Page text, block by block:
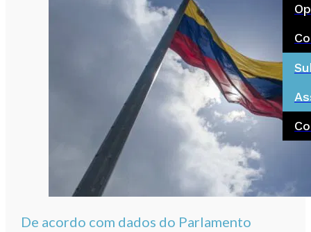
De acordo com dados do Parlamento